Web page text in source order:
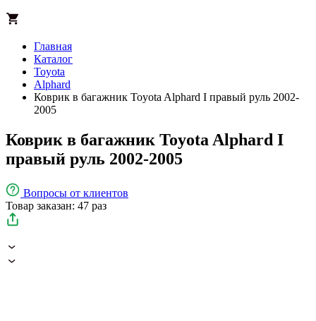
Главная
Каталог
Toyota
Alphard
Коврик в багажник Toyota Alphard I правый руль 2002-
2005
Коврик в багажник Toyota Alphard I
правый руль 2002-2005
Вопросы от клиентов
Товар заказан: 47 раз